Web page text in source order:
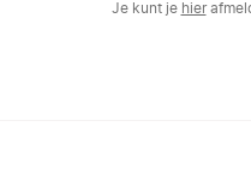
Je kunt je hier